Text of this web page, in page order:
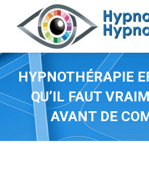
HYPNOTHÉRAPIE
QU’IL FAUT
AVANT DE